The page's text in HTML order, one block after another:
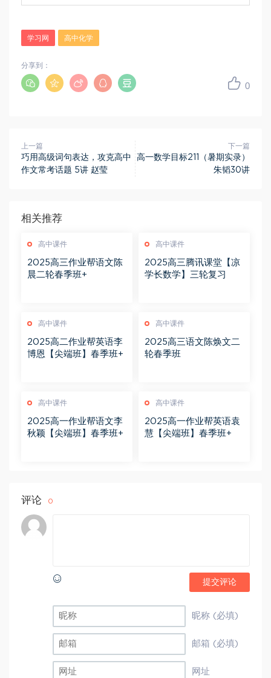
学习网 高中化学
0
分享到：
上一篇
巧用高级词句表达，攻克高中
作文常考话题 5讲 赵莹
下一篇
高一数学目标211（暑期实录）
朱韬30讲
相关推荐
高中课件
2025高三作业帮语文陈
晨二轮春季班+
高中课件
2025高三腾讯课堂【凉
学长数学】三轮复习
高中课件
2025高二作业帮英语李
博恩【尖端班】春季班+
高中课件
2025高三语文陈焕文二
轮春季班
高中课件
2025高一作业帮语文李
秋颖【尖端班】春季班+
高中课件
2025高一作业帮英语袁
慧【尖端班】春季班+
评论 0
提交评论
昵称 (必填)
邮箱 (必填)
网址